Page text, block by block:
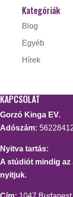
Kategóriák
Blog
Egyéb
Hírek
KAPCSOLAT
Gorzó Kinga EV.
Adószám:
Nyitva tartás:
A stúdiót mindig az
nyitjuk.